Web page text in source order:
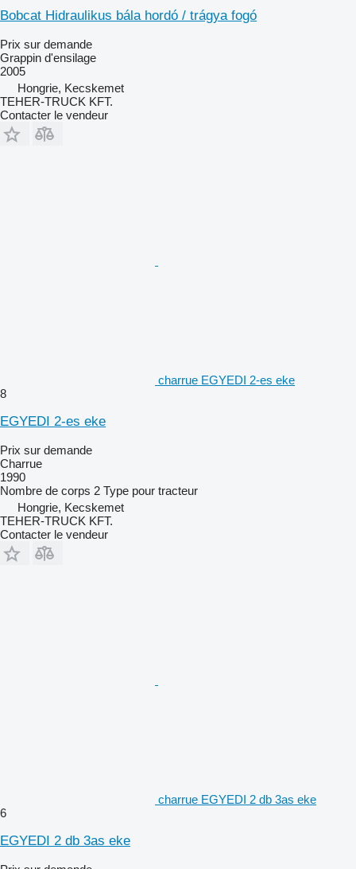
Bobcat Hidraulikus bála hordó / trágya fogó
Prix sur demande
Grappin d'ensilage
2005
Hongrie, Kecskemet
TEHER-TRUCK KFT.
Contacter le vendeur
charrue EGYEDI 2-es eke
8
EGYEDI 2-es eke
Prix sur demande
Charrue
1990
Nombre de corps 2 Type pour tracteur
Hongrie, Kecskemet
TEHER-TRUCK KFT.
Contacter le vendeur
charrue EGYEDI 2 db 3as eke
6
EGYEDI 2 db 3as eke